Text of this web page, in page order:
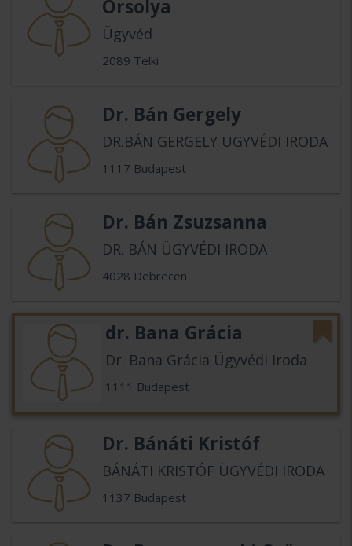
Orsolya
Ügyvéd
2089 Telki
Dr. Bán Gergely
DR.BÁN GERGELY ÜGYVÉDI IRODA
1117 Budapest
Dr. Bán Zsuzsanna
DR. BÁN ÜGYVÉDI IRODA
4028 Debrecen
dr. Bana Grácia
Dr. Bana Grácia Ügyvédi Iroda
1111 Budapest
Dr. Bánáti Kristóf
BÁNÁTI KRISTÓF ÜGYVÉDI IRODA
1137 Budapest